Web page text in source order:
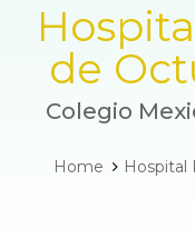
content
de
Colegio
Home Hospital